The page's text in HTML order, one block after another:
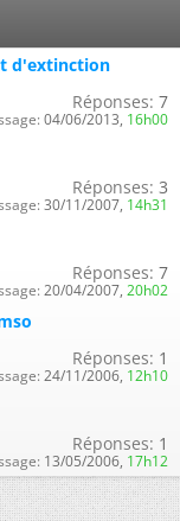
d'extinction
Réponses: 7
04/06/2013, 16h00
Réponses: 3
30/11/2007, 14h31
Réponses: 7
20/04/2007, 20h02
Réponses: 1
24/11/2006, 12h10
Réponses: 1
13/05/2006, 17h12